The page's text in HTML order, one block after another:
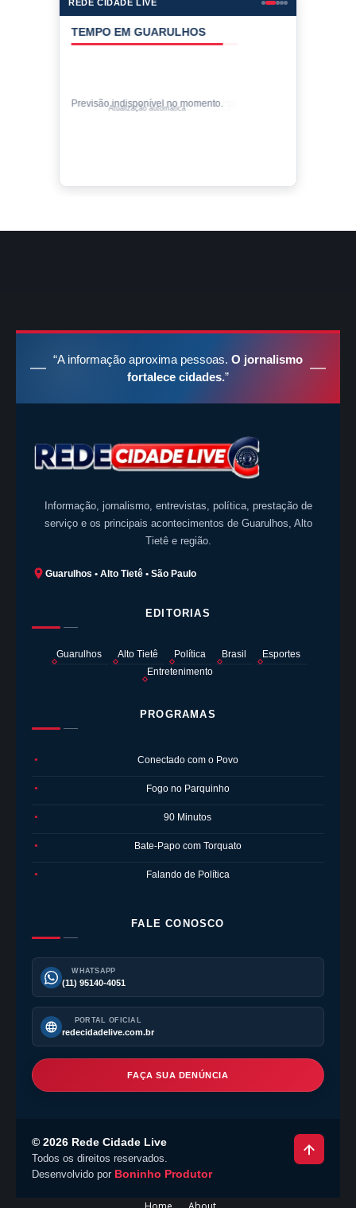
REDE CIDADE LIVE
COTAÇÕES
Cotações indisponíveis no momento.
Valores de compra • atualização automática
“A informação aproxima pessoas. O jornalismo
fortalece cidades.”
Informação, jornalismo, entrevistas, política, prestação de
serviço e os principais acontecimentos de Guarulhos, Alto
Tietê e região.
Guarulhos • Alto Tietê • São Paulo
EDITORIAS
Guarulhos Alto Tietê Política Brasil
Esportes
Entretenimento
PROGRAMAS
● Conectado com o Povo
● Fogo no Parquinho
● 90 Minutos
● Bate-Papo com Torquato
● Falando de Política
FALE CONOSCO
WHATSAPP
(11) 95140-4051
PORTAL OFICIAL
redecidadelive.com.br
FAÇA SUA DENÚNCIA
© 2026 Rede Cidade Live
Todos os direitos reservados.
Desenvolvido por Boninho Produtor